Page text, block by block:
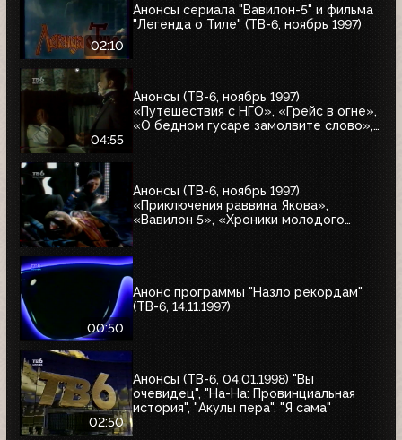
02:10
Анонсы сериала "Вавилон-5" и фильма
"Легенда о Тиле" (ТВ-6, ноябрь 1997)
04:55
Анонсы (ТВ-6, ноябрь 1997)
«Путешествия с НГО», «Грейс в огне»,
«О бедном гусаре замолвите слово»,
Анонсы (ТВ-6, ноябрь 1997)
«Приключения раввина Якова»,
«Вавилон 5», «Хроники молодого
00:50
Анонс программы "Назло рекордам"
(ТВ-6, 14.11.1997)
02:50
Анонсы (ТВ-6, 04.01.1998) "Вы
очевидец", "На-На: Провинциальная
история", "Акулы пера", "Я сама"